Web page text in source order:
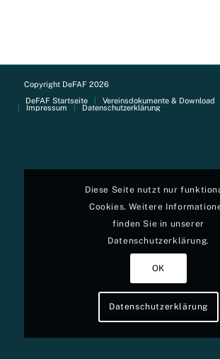
Copyright DeFAF 2026
DeFAF Startseite
Vereinsdokumente & Download
Impressum
Datenschutzerklärung
Diese Seite nutzt nur
Cookies. Weitere
finden Sie in unserer
Datenschutzerklärung.
OK
Datenschutzerklärung